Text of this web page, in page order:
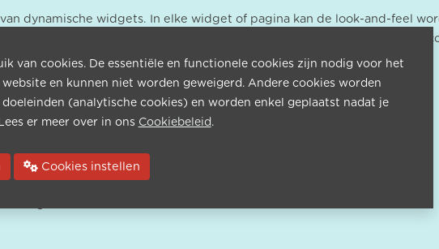
dynamische widgets. In elke widget of pagina kan de look-and-feel
pagina's of widgets die hergebruikt kunnen worden binnen dezelfde
of selecteren uit de bibliotheek.
u aangepaste templates en widgets.
onder uw favorieten.
van cookies. De essentiële en functionele cookies zijn nodig voor het
en kunnen niet worden geweigerd. Andere cookies worden
(analytische cookies) en worden enkel geplaatst nadat je
er meer over in ons Cookiebeleid.
Cookies instellen